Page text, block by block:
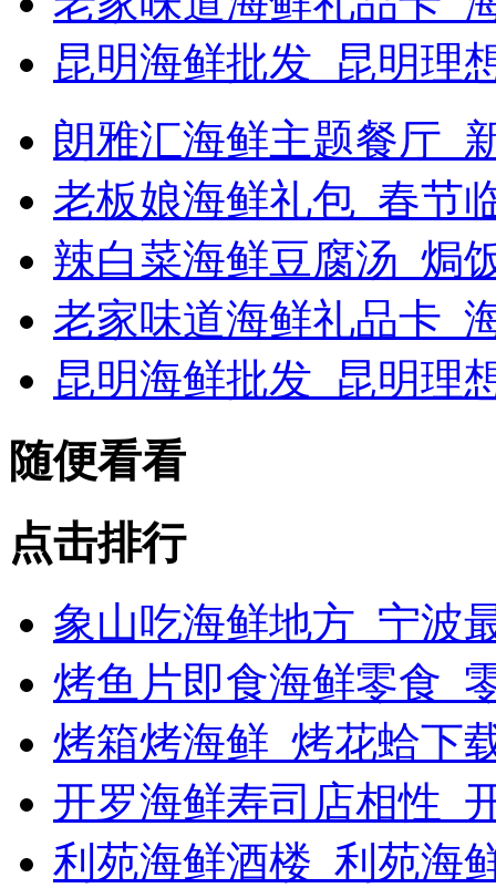
昆明海鲜批发_昆明理
朗雅汇海鲜主题餐厅_
老板娘海鲜礼包_春节
辣白菜海鲜豆腐汤_焗
老家味道海鲜礼品卡_
昆明海鲜批发_昆明理
随便看看
点击排行
象山吃海鲜地方_宁波
烤鱼片即食海鲜零食_
烤箱烤海鲜_烤花蛤下
开罗海鲜寿司店相性_
利苑海鲜酒楼_利苑海